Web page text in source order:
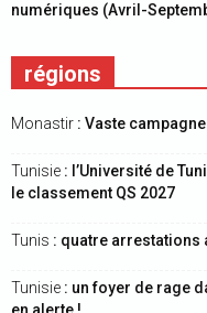
numériques (Avril-
régions
Monastir : Vaste
Tunisie : l’Université de
le classement QS 2027
Tunis : quatre arrestations
Tunisie : un foyer de rage